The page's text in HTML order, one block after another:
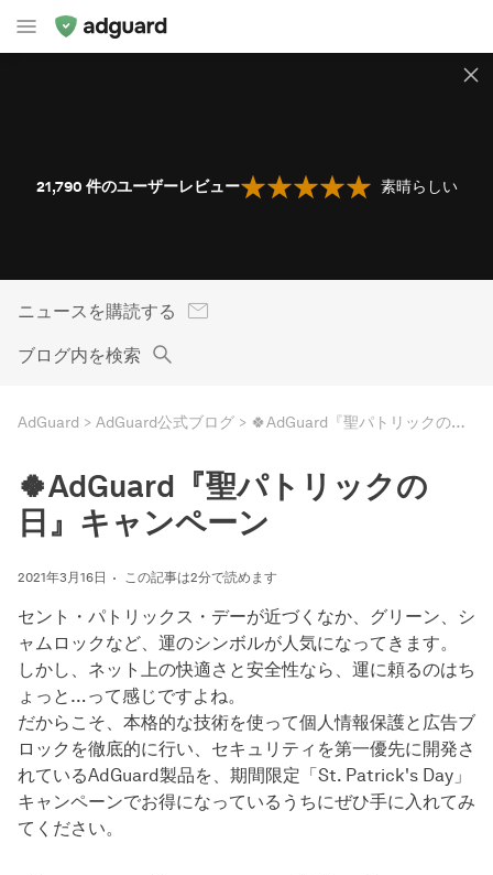
21,790 件のユーザーレビュー 素晴らしい
ニュースを購読する
ブログ内を検索
AdGuard AdGuard公式ブログ 🍀AdGuard『聖パトリックの日』キャンペーン
🍀AdGuard『聖パトリックの
日』キャンペーン
2021年3月16日 この記事は2分で読めます
セント・パトリックス・デーが近づくなか、グリーン、シ
ャムロックなど、運のシンボルが人気になってきます。
しかし、ネット上の快適さと安全性なら、運に頼るのはち
ょっと…って感じですよね。
だからこそ、本格的な技術を使って個人情報保護と広告ブ
ロックを徹底的に行い、セキュリティを第一優先に開発さ
れているAdGuard製品を、期間限定「St. Patrick's Day」
キャンペーンでお得になっているうちにぜひ手に入れてみ
てください。